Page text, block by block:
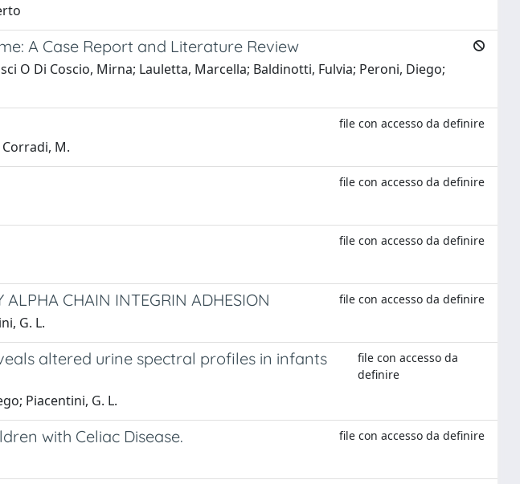
A Case Report and Literature Review
O Di Coscio, Mirna; Lauletta, Marcella; Baldinotti, Fulvia; Peroni, Diego;
file con accesso da definire
Corradi, M.
file con accesso da definire
file con accesso da definire
ALPHA CHAIN INTEGRIN ADHESION file con accesso da definire
G. L.
altered urine spectral profiles in infants
file con accesso da
definire
Piacentini, G. L.
with Celiac Disease. file con accesso da definire